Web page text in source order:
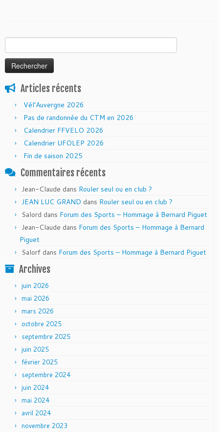
Articles récents
Vél’Auvergne 2026
Pas de randonnée du CTM en 2026
Calendrier FFVELO 2026
Calendrier UFOLEP 2026
Fin de saison 2025
Commentaires récents
Jean-Claude dans Rouler seul ou en club ?
JEAN LUC GRAND dans Rouler seul ou en club ?
Salord dans Forum des Sports – Hommage à Bernard Piguet
Jean-Claude dans Forum des Sports – Hommage à Bernard
Piguet
Salorf dans Forum des Sports – Hommage à Bernard Piguet
Archives
juin 2026
mai 2026
mars 2026
octobre 2025
septembre 2025
juin 2025
février 2025
septembre 2024
juin 2024
mai 2024
avril 2024
novembre 2023